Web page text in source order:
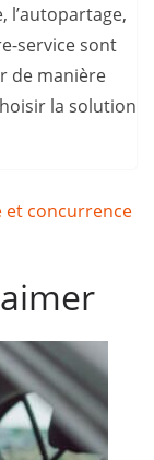
l’autopartage,
service sont
de manière
la solution
et concurrence